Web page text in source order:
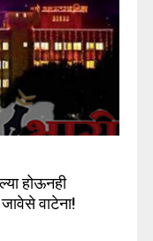
होऊनही
जावेसे वाटेना!